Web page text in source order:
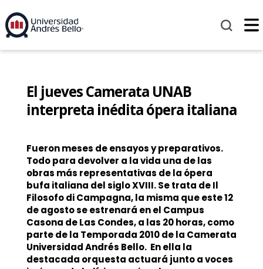
El jueves Camerata UNAB
interpreta inédita ópera italiana
Fueron meses de ensayos y preparativos.
Todo para devolver a la vida una de las
obras más representativas de la ópera
bufa italiana del siglo XVIII. Se trata de Il
Filosofo di Campagna, la misma que este 12
de agosto se estrenará en el Campus
Casona de Las Condes, a las 20 horas, como
parte de la Temporada 2010 de la Camerata
Universidad Andrés Bello. En ella la
destacada orquesta actuará junto a voces